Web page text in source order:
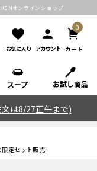
オンラインショップ
favorite
お気に入り
person
アカウント カート
0
スープ お試し商品
文は8/27正午まで)
定セット販売!